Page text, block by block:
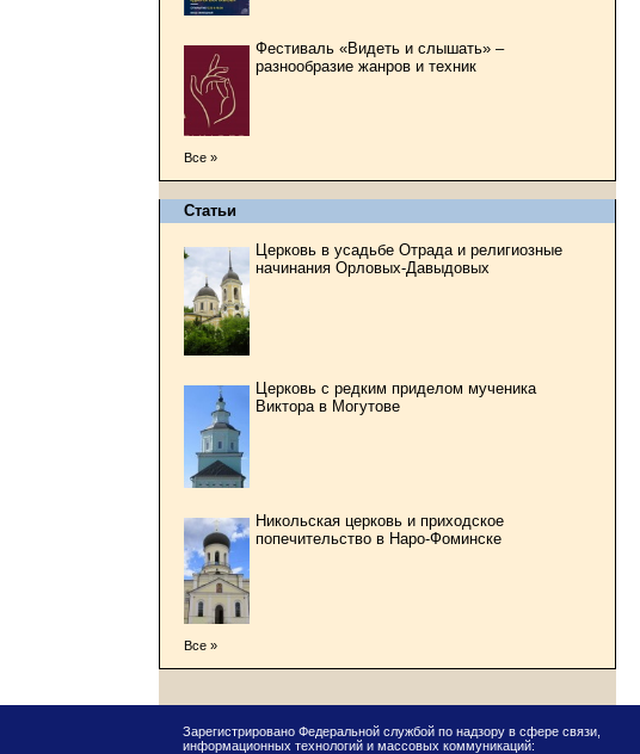
Фестиваль «Видеть и слышать» –
разнообразие жанров и техник
Все »
Статьи
Церковь в усадьбе Отрада и религиозные
начинания Орловых-Давыдовых
Церковь с редким приделом мученика
Виктора в Могутове
Никольская церковь и приходское
попечительство в Наро-Фоминске
Все »
Зарегистрировано Федеральной службой по надзору в сфере связи,
информационных технологий и массовых коммуникаций: